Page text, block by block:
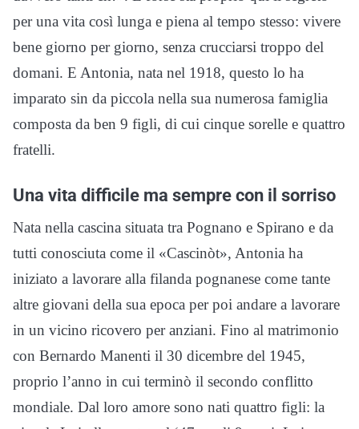
per una vita così lunga e piena al tempo stesso: vivere
bene giorno per giorno, senza crucciarsi troppo del
domani. E Antonia, nata nel 1918, questo lo ha
imparato sin da piccola nella sua numerosa famiglia
composta da ben 9 figli, di cui cinque sorelle e quattro
fratelli.
Una vita difficile ma sempre con il sorriso
Nata nella cascina situata tra Pognano e Spirano e da
tutti conosciuta come il «Cascinòt», Antonia ha
iniziato a lavorare alla filanda pognanese come tante
altre giovani della sua epoca per poi andare a lavorare
in un vicino ricovero per anziani. Fino al matrimonio
con Bernardo Manenti il 30 dicembre del 1945,
proprio l’anno in cui terminò il secondo conflitto
mondiale. Dal loro amore sono nati quattro figli: la